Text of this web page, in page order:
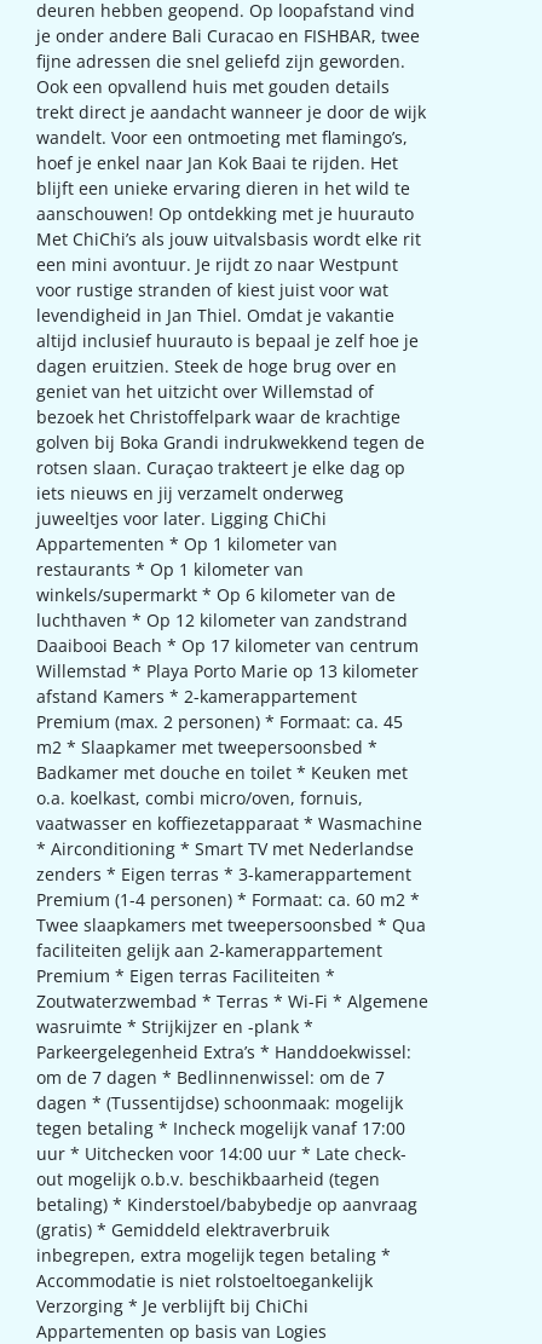
deuren hebben geopend. Op loopafstand vind
je onder andere Bali Curacao en FISHBAR, twee
fijne adressen die snel geliefd zijn geworden.
Ook een opvallend huis met gouden details
trekt direct je aandacht wanneer je door de wijk
wandelt. Voor een ontmoeting met flamingo’s,
hoef je enkel naar Jan Kok Baai te rijden. Het
blijft een unieke ervaring dieren in het wild te
aanschouwen! Op ontdekking met je huurauto
Met ChiChi’s als jouw uitvalsbasis wordt elke rit
een mini avontuur. Je rijdt zo naar Westpunt
voor rustige stranden of kiest juist voor wat
levendigheid in Jan Thiel. Omdat je vakantie
altijd inclusief huurauto is bepaal je zelf hoe je
dagen eruitzien. Steek de hoge brug over en
geniet van het uitzicht over Willemstad of
bezoek het Christoffelpark waar de krachtige
golven bij Boka Grandi indrukwekkend tegen de
rotsen slaan. Curaçao trakteert je elke dag op
iets nieuws en jij verzamelt onderweg
juweeltjes voor later. Ligging ChiChi
Appartementen * Op 1 kilometer van
restaurants * Op 1 kilometer van
winkels/supermarkt * Op 6 kilometer van de
luchthaven * Op 12 kilometer van zandstrand
Daaibooi Beach * Op 17 kilometer van centrum
Willemstad * Playa Porto Marie op 13 kilometer
afstand Kamers * 2-kamerappartement
Premium (max. 2 personen) * Formaat: ca. 45
m2 * Slaapkamer met tweepersoonsbed *
Badkamer met douche en toilet * Keuken met
o.a. koelkast, combi micro/oven, fornuis,
vaatwasser en koffiezetapparaat * Wasmachine
* Airconditioning * Smart TV met Nederlandse
zenders * Eigen terras * 3-kamerappartement
Premium (1-4 personen) * Formaat: ca. 60 m2 *
Twee slaapkamers met tweepersoonsbed * Qua
faciliteiten gelijk aan 2-kamerappartement
Premium * Eigen terras Faciliteiten *
Zoutwaterzwembad * Terras * Wi-Fi * Algemene
wasruimte * Strijkijzer en -plank *
Parkeergelegenheid Extra’s * Handdoekwissel:
om de 7 dagen * Bedlinnenwissel: om de 7
dagen * (Tussentijdse) schoonmaak: mogelijk
tegen betaling * Incheck mogelijk vanaf 17:00
uur * Uitchecken voor 14:00 uur * Late check-
out mogelijk o.b.v. beschikbaarheid (tegen
betaling) * Kinderstoel/babybedje op aanvraag
(gratis) * Gemiddeld elektraverbruik
inbegrepen, extra mogelijk tegen betaling *
Accommodatie is niet rolstoeltoegankelijk
Verzorging * Je verblijft bij ChiChi
Appartementen op basis van Logies